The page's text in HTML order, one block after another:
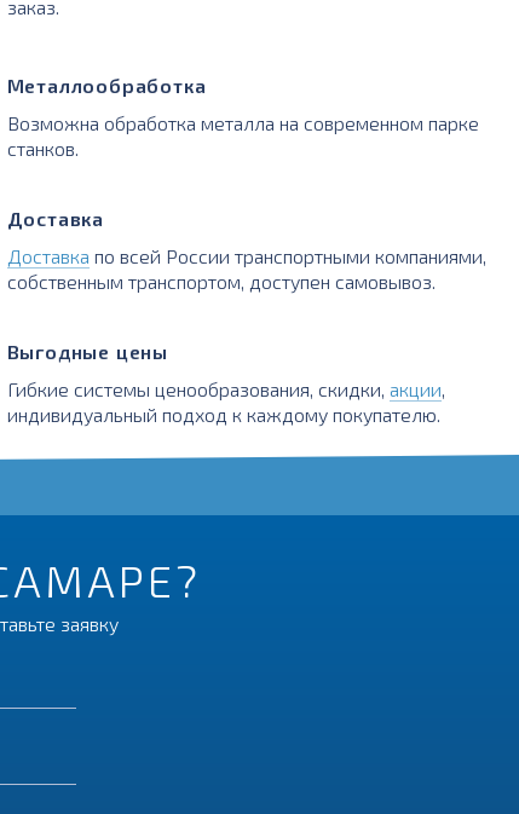
заказ.
Металлообработка
Возможна обработка металла на современном парке
станков.
Доставка
Доставка по всей России транспортными компаниями,
собственным транспортом, доступен самовывоз.
Выгодные цены
Гибкие системы ценообразования, скидки, акции
индивидуальный подход к каждому покупателю.
заявку